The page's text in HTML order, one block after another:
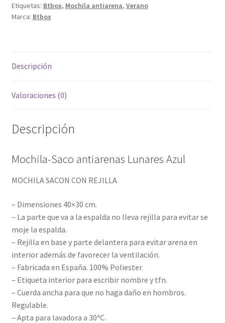
Etiquetas: Btbox, Mochila antiarena, Verano
Marca: Btbox
Descripción
Valoraciones (0)
Descripción
Mochila-Saco antiarenas Lunares Azul
MOCHILA SACON CON REJILLA
– Dimensiones 40×30 cm.
– La parte que va a la espalda no lleva rejilla para evitar se
moje la espalda.
– Rejilla en base y parte delantera para evitar arena en
interior además de favorecer la ventilación.
– Fabricada en España. 100% Poliester.
– Etiqueta interior para escribir nombre y tfn.
– Cuerda ancha para que no haga daño en hombros.
Regulable.
– Apta para lavadora a 30ªC.